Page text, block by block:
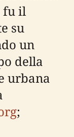
fu il
su
un
della
urbana
;